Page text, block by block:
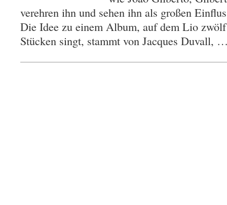
verehren ihn und sehen ihn als großen
Die Idee zu einem Album, auf dem Lio
Stücken singt, stammt von Jacques Duvall,